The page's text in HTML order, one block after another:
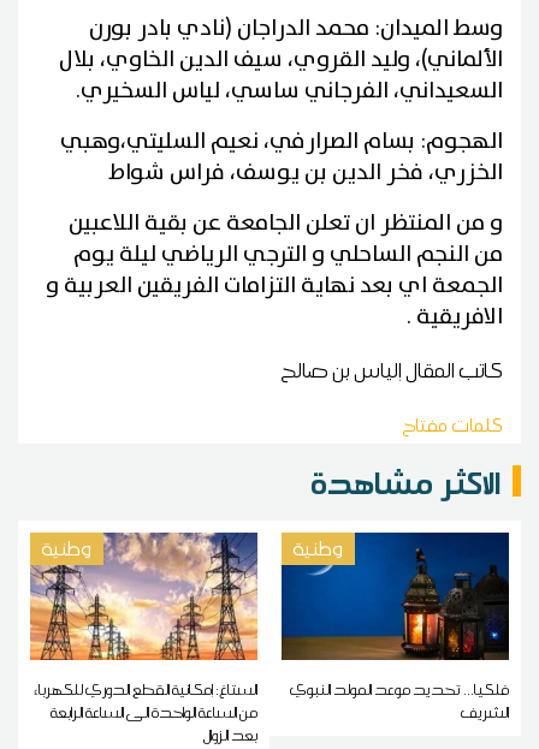
وسط الميدان: محمد الدراجان (نادي بادر بورن
الألماني)، وليد القروي، سيف الدين الخاوي، بلال
السعيداني، الفرجاني ساسي، لياس السخيري.
الهجوم: بسام الصرارفي، نعيم السليتي،وهبي
الخزري، فخر الدين بن يوسف، فراس شواط
و من المنتظر ان تعلن الجامعة عن بقية اللاعبين
من النجم الساحلي و الترجي الرياضي ليلة يوم
الجمعة اي بعد نهاية التزامات الفريقين العربية و
الافريقية .
كاتب المقالإلياس بن صالح
كلمات مفتاح
الاكثر مشاهدة
وطنية
فلكيا... تحديد موعد المولد النبوي
الشريف
وطنية
الستاغ: إمكانية القطع الدوري للكهرباء
من الساعة الواحدة الى الساعة الرابعة
بعد الزوال